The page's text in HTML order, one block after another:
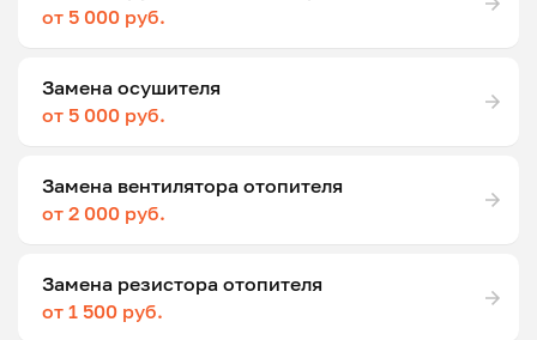
от 5 000 руб.
Замена осушителя
от 5 000 руб.
Замена вентилятора отопителя
от 2 000 руб.
Замена резистора отопителя
от 1 500 руб.